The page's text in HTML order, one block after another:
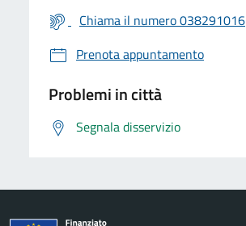
Chiama il numero 038291016
Prenota appuntamento
Problemi in città
Segnala disservizio